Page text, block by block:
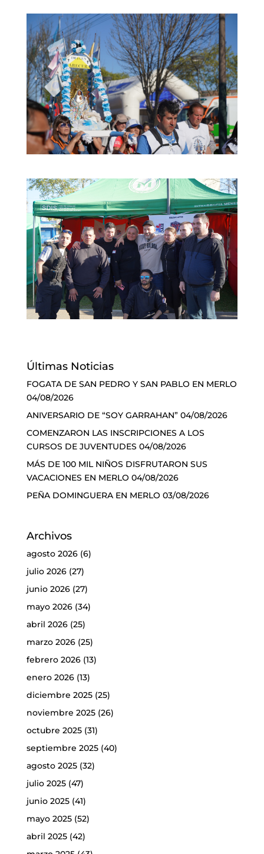
Últimas Noticias
FOGATA DE SAN PEDRO Y SAN PABLO EN MERLO
04/08/2026
ANIVERSARIO DE “SOY GARRAHAN” 04/08/2026
COMENZARON LAS INSCRIPCIONES A LOS
CURSOS DE JUVENTUDES 04/08/2026
MÁS DE 100 MIL NIÑOS DISFRUTARON SUS
VACACIONES EN MERLO 04/08/2026
PEÑA DOMINGUERA EN MERLO 03/08/2026
Archivos
agosto 2026(6)
julio 2026(27)
junio 2026(27)
mayo 2026(34)
abril 2026(25)
marzo 2026(25)
febrero 2026(13)
enero 2026(13)
diciembre 2025(25)
noviembre 2025(26)
octubre 2025(31)
septiembre 2025(40)
agosto 2025(32)
julio 2025(47)
junio 2025(41)
mayo 2025(52)
abril 2025(42)